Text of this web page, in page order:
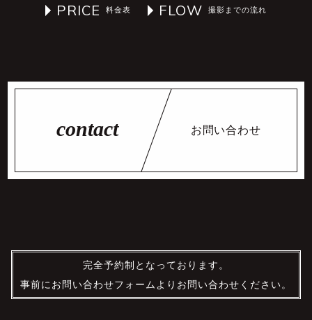
PRICE FLOW
お問い合わせ
完全予約制となっております。
事前にお問い合わせフォームよりお問い合わせください。